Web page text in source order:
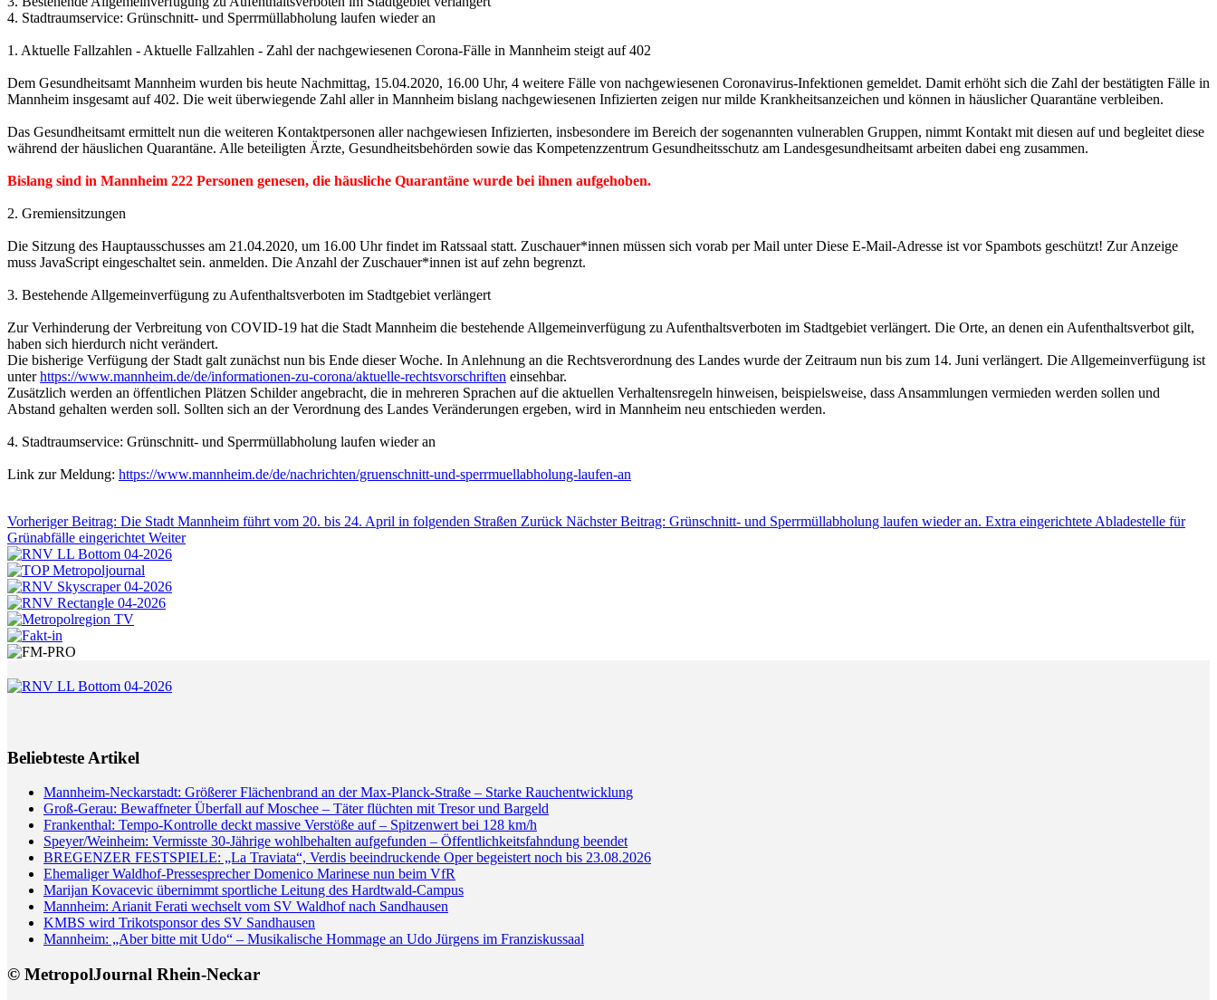
4. Stadtraumservice: Grünschnitt- und Sperrmüllabholung laufen wieder an
1. Aktuelle Fallzahlen - Aktuelle Fallzahlen - Zahl der nachgewiesenen Corona-Fälle in Mannheim steigt auf 402
Dem Gesundheitsamt Mannheim wurden bis heute Nachmittag, 15.04.2020, 16.00 Uhr, 4 weitere Fälle von nachgewiesenen Coronavirus-Infektionen gemeldet. Damit erhöht sich die Zahl der bestätigten Fälle in
Mannheim insgesamt auf 402. Die weit überwiegende Zahl aller in Mannheim bislang nachgewiesenen Infizierten zeigen nur milde Krankheitsanzeichen und können in häuslicher Quarantäne verbleiben.
Das Gesundheitsamt ermittelt nun die weiteren Kontaktpersonen aller nachgewiesen Infizierten, insbesondere im Bereich der sogenannten vulnerablen Gruppen, nimmt Kontakt mit diesen auf und begleitet diese
während der häuslichen Quarantäne. Alle beteiligten Ärzte, Gesundheitsbehörden sowie das Kompetenzzentrum Gesundheitsschutz am Landesgesundheitsamt arbeiten dabei eng zusammen.
Bislang sind in Mannheim 222 Personen genesen, die häusliche Quarantäne wurde bei ihnen aufgehoben.
2. Gremiensitzungen
Die Sitzung des Hauptausschusses am 21.04.2020, um 16.00 Uhr findet im Ratssaal statt. Zuschauer*innen müssen sich vorab per Mail unterDiese E-Mail-Adresse ist vor Spambots geschützt! Zur Anzeige
muss JavaScript eingeschaltet sein. anmelden. Die Anzahl der Zuschauer*innen ist auf zehn begrenzt.
3. Bestehende Allgemeinverfügung zu Aufenthaltsverboten im Stadtgebiet verlängert
Zur Verhinderung der Verbreitung von COVID-19 hat die Stadt Mannheim die bestehende Allgemeinverfügung zu Aufenthaltsverboten im Stadtgebiet verlängert. Die Orte, an denen ein Aufenthaltsverbot gilt,
haben sich hierdurch nicht verändert.
Die bisherige Verfügung der Stadt galt zunächst nun bis Ende dieser Woche. In Anlehnung an die Rechtsverordnung des Landes wurde der Zeitraum nun bis zum 14. Juni verlängert. Die Allgemeinverfügung ist
unterhttps://www.mannheim.de/de/informationen-zu-corona/aktuelle-rechtsvorschriften einsehbar.
Zusätzlich werden an öffentlichen Plätzen Schilder angebracht, die in mehreren Sprachen auf die aktuellen Verhaltensregeln hinweisen, beispielsweise, dass Ansammlungen vermieden werden sollen und
Abstand gehalten werden soll. Sollten sich an der Verordnung des Landes Veränderungen ergeben, wird in Mannheim neu entschieden werden.
4. Stadtraumservice: Grünschnitt- und Sperrmüllabholung laufen wieder an
Link zur Meldung: https://www.mannheim.de/de/nachrichten/gruenschnitt-und-sperrmuellabholung-laufen-an
Vorheriger Beitrag: Die Stadt Mannheim führt vom 20. bis 24. April in folgenden Straßen Zurück Nächster Beitrag: Grünschnitt- und Sperrmüllabholung laufen wieder an. Extra eingerichtete Abladestelle für
Grünabfälle eingerichtet Weiter
Beliebteste Artikel
Mannheim-Neckarstadt: Größerer Flächenbrand an der Max-Planck-Straße – Starke Rauchentwicklung
Groß-Gerau: Bewaffneter Überfall auf Moschee – Täter flüchten mit Tresor und Bargeld
Frankenthal: Tempo-Kontrolle deckt massive Verstöße auf – Spitzenwert bei 128 km/h
Speyer/Weinheim: Vermisste 30-Jährige wohlbehalten aufgefunden – Öffentlichkeitsfahndung beendet
BREGENZER FESTSPIELE: „La Traviata“, Verdis beeindruckende Oper begeistert noch bis 23.08.2026
Ehemaliger Waldhof-Pressesprecher Domenico Marinese nun beim VfR
Marijan Kovacevic übernimmt sportliche Leitung des Hardtwald-Campus
Mannheim: Arianit Ferati wechselt vom SV Waldhof nach Sandhausen
KMBS wird Trikotsponsor des SV Sandhausen
Mannheim: „Aber bitte mit Udo“ – Musikalische Hommage an Udo Jürgens im Franziskussaal
© MetropolJournal Rhein-Neckar